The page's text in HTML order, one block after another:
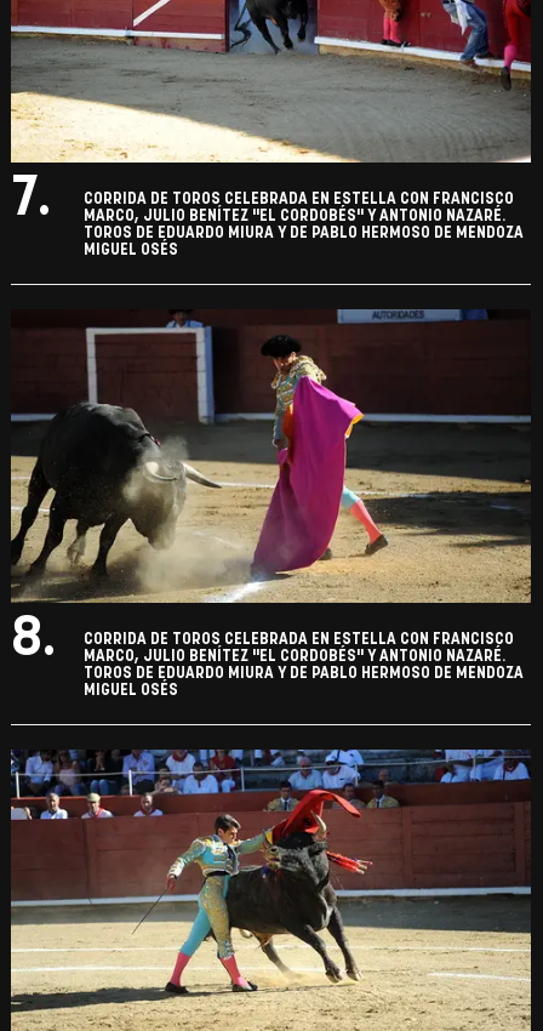
7.
CORRIDA DE TOROS CELEBRADA EN ESTELLA CON FRANCISCO
MARCO, JULIO BENÍTEZ "EL CORDOBÉS" Y ANTONIO NAZARÉ.
TOROS DE EDUARDO MIURA Y DE PABLO HERMOSO DE MENDOZA
MIGUEL OSÉS
8.
CORRIDA DE TOROS CELEBRADA EN ESTELLA CON FRANCISCO
MARCO, JULIO BENÍTEZ "EL CORDOBÉS" Y ANTONIO NAZARÉ.
TOROS DE EDUARDO MIURA Y DE PABLO HERMOSO DE MENDOZA
MIGUEL OSÉS